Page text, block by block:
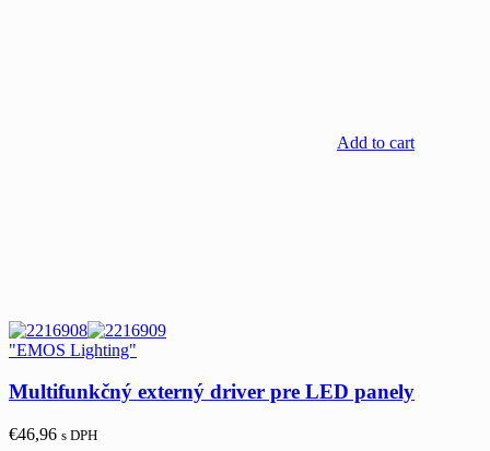
Add to cart
"EMOS Lighting"
Multifunkčný externý driver pre LED panely
€46,96 s DPH